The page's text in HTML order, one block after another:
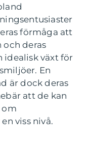
förmåga att
deras
växt för
En
är dock deras
att de kan
om
viss nivå.